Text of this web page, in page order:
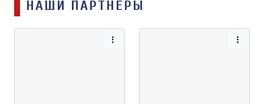
НАШИ ПАРТНЁРЫ